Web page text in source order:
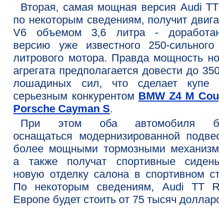
Вторая, самая мощная версия Audi
по некоторым сведениям, получит
V6 объемом 3,6 литра -
версию уже известного 250-
литрового мотора. Правда мощность
агрегата предполагается довести до
лошадиных сил, что сделает купе
серьезным конкурентом BMW Z4 M
Porsche Cayman S.
При этом оба автомобиля
оснащаться модернизированной
более мощными тормозными
а также получат спортивные
новую отделку салона в спортивном
По некоторым сведениям, Audi TT
Европе будет стоить от 75 тысяч